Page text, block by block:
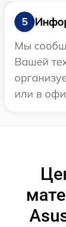
5
Мы
Вашей
или в